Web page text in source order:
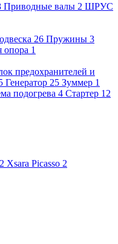
Приводные валы 2 ШРУС
26 Пружины 3
опора 1
предохранителей и
Генератор 25 Зуммер 1
подогрева 4 Стартер 12
2 Xsara Picasso 2